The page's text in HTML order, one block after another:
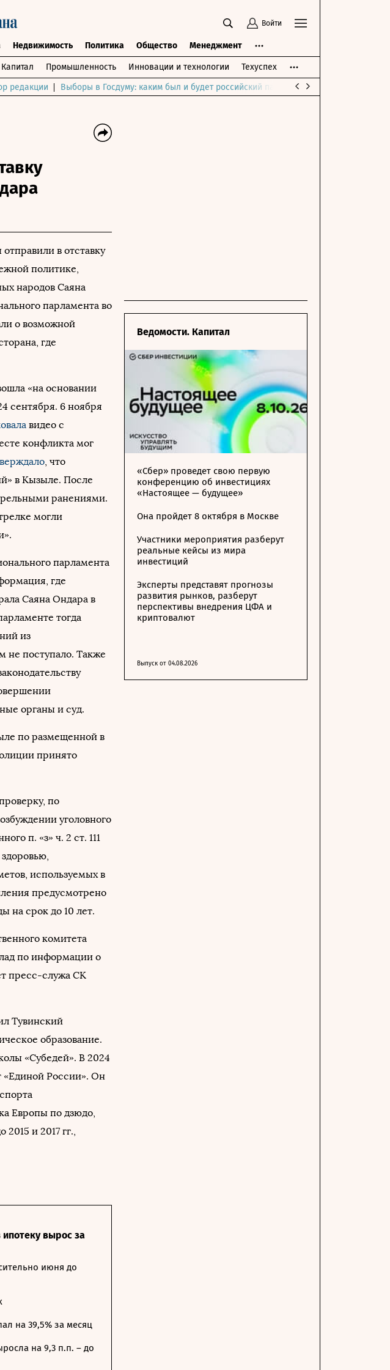
Войти
Недвижимость Политика Общество Менеджмент
Капитал Промышленность Инновации и технологии Техуспех
редакции Выборы в Госдуму: каким был и будет российский парламент
в отставку
политике,
народов Саяна
парламента во
о возможной
где
«на основании
сентября. 6 ноября
видео с
конфликта мог
, что
в Кызыле. После
ранениями.
могли
парламента
где
Саяна Ондара в
тогда
из
не поступало. Также
органы и суд.
по размещенной в
принято
по
уголовного
п. «з» ч. 2 ст. 111
используемых в
предусмотрено
на срок до 10 лет.
комитета
по информации о
пресс-служа СК
Тувинский
образование.
«Субедей». В 2024
«Единой России». Он
Европы по дзюдо,
и 2017 гг.,
вырос за
июня до
на 39,5% за месяц
на 9,3 п.п. – до
Ведомости. Капитал
«Сбер» проведет свою первую
конференцию об инвестициях
«Настоящее — будущее»
Она пройдет 8 октября в Москве
Участники мероприятия разберут
реальные кейсы из мира
инвестиций
Эксперты представят прогнозы
развития рынков, разберут
перспективы внедрения ЦФА и
криптовалют
Выпуск от 04.08.2026